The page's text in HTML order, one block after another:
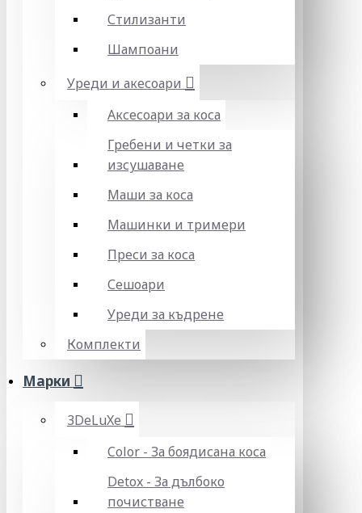
Стилизанти
Шампоани
Уреди и акесоари
Аксесоари за коса
Гребени и четки за
изсушаване
Маши за коса
Машинки и тримери
Преси за коса
Сешоари
Уреди за къдрене
Комплекти
Марки
3DeLuXe
Color - За боядисана коса
Detox - За дълбоко
почистване